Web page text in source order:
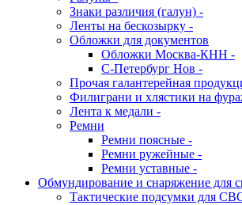
Знаки различия (галун) -
Ленты на бескозырку -
Обложки для документов
Обложки Москва-КНН -
С-Петербург Нов -
Прочая галантерейная
Филиграни и хлястики на
Лента к медали -
Ремни
Ремни поясные -
Ремни ружейные -
Ремни уставные -
Обмундирование и снаряжение для
Тактические подсумки для